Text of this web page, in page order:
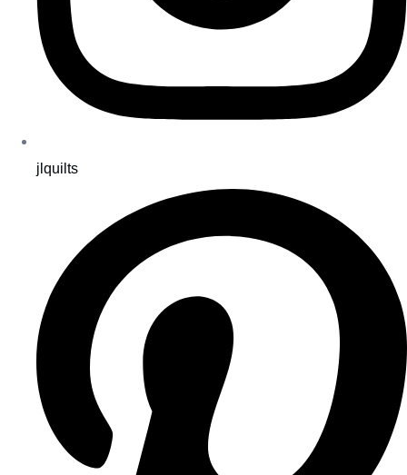
jlquilts